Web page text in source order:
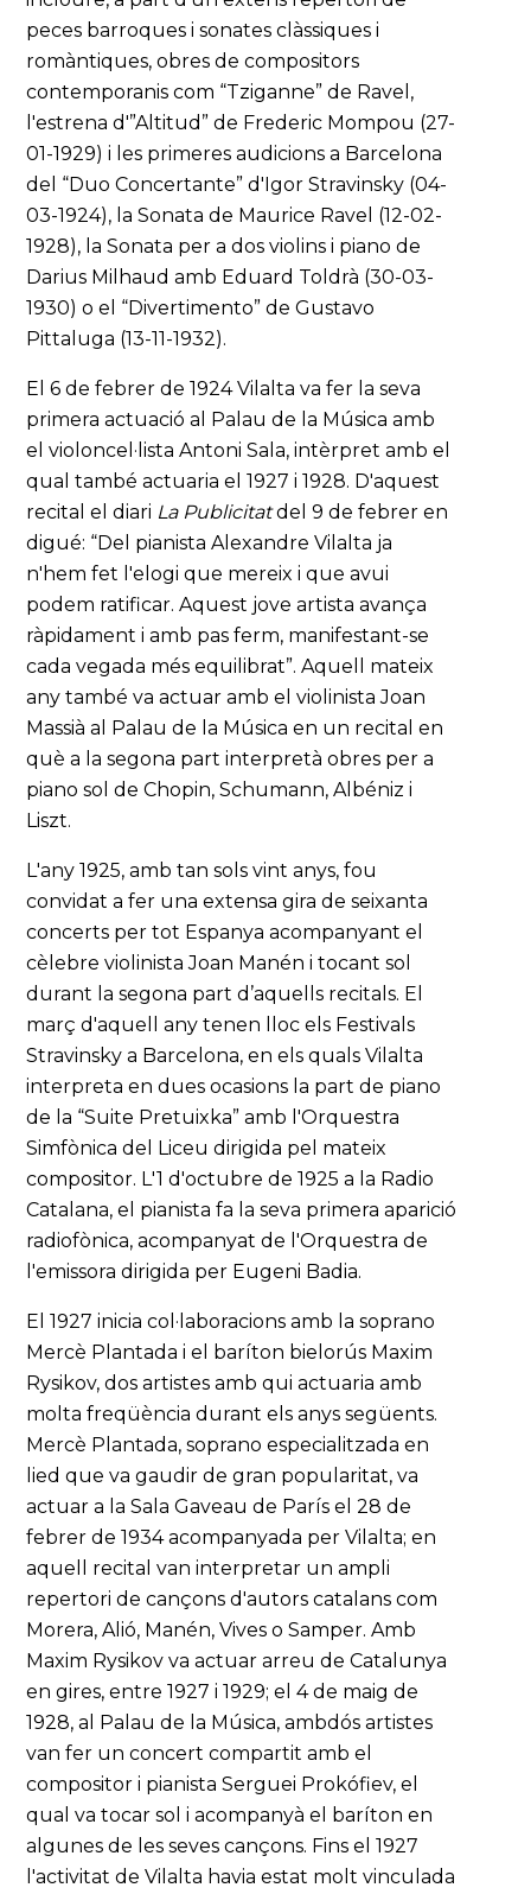
peces barroques i sonates clàssiques i
romàntiques, obres de compositors
contemporanis com “Tziganne” de Ravel,
l'estrena d'”Altitud” de Frederic Mompou (27-
01-1929) i les primeres audicions a Barcelona
del “Duo Concertante” d'Igor Stravinsky (04-
03-1924), la Sonata de Maurice Ravel (12-02-
1928), la Sonata per a dos violins i piano de
Darius Milhaud amb Eduard Toldrà (30-03-
1930) o el “Divertimento” de Gustavo
Pittaluga (13-11-1932).
El 6 de febrer de 1924 Vilalta va fer la seva
primera actuació al Palau de la Música amb
el violoncel·lista Antoni Sala, intèrpret amb el
qual també actuaria el 1927 i 1928. D'aquest
recital el diari La Publicitatdel 9 de febrer en
digué: “Del pianista Alexandre Vilalta ja
n'hem fet l'elogi que mereix i que avui
podem ratificar. Aquest jove artista avança
ràpidament i amb pas ferm, manifestant-se
cada vegada més equilibrat”. Aquell mateix
any també va actuar amb el violinista Joan
Massià al Palau de la Música en un recital en
què a la segona part interpretà obres per a
piano sol de Chopin, Schumann, Albéniz i
Liszt.
L'any 1925, amb tan sols vint anys, fou
convidat a fer una extensa gira de seixanta
concerts per tot Espanya acompanyant el
cèlebre violinista Joan Manén i tocant sol
durant la segona part d’aquells recitals. El
març d'aquell any tenen lloc els Festivals
Stravinsky a Barcelona, en els quals Vilalta
interpreta en dues ocasions la part de piano
de la “Suite Pretuixka” amb l'Orquestra
Simfònica del Liceu dirigida pel mateix
compositor. L'1 d'octubre de 1925 a la Radio
Catalana, el pianista fa la seva primera aparició
radiofònica, acompanyat de l'Orquestra de
l'emissora dirigida per Eugeni Badia.
El 1927 inicia col·laboracions amb la soprano
Mercè Plantada i el baríton bielorús Maxim
Rysikov, dos artistes amb qui actuaria amb
molta freqüència durant els anys següents.
Mercè Plantada, soprano especialitzada en
lied que va gaudir de gran popularitat, va
actuar a la Sala Gaveau de París el 28 de
febrer de 1934 acompanyada per Vilalta; en
aquell recital van interpretar un ampli
repertori de cançons d'autors catalans com
Morera, Alió, Manén, Vives o Samper. Amb
Maxim Rysikov va actuar arreu de Catalunya
en gires, entre 1927 i 1929; el 4 de maig de
1928, al Palau de la Música, ambdós artistes
van fer un concert compartit amb el
compositor i pianista Serguei Prokófiev, el
qual va tocar sol i acompanyà el baríton en
algunes de les seves cançons. Fins el 1927
l'activitat de Vilalta havia estat molt vinculada